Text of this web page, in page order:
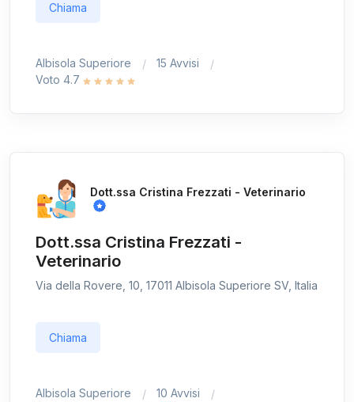
Chiama
Albisola Superiore
15 Avvisi
Voto 4.7
Dott.ssa Cristina Frezzati - Veterinario
Dott.ssa Cristina Frezzati -
Veterinario
Via della Rovere, 10, 17011 Albisola Superiore SV, Italia
Chiama
Albisola Superiore
10 Avvisi